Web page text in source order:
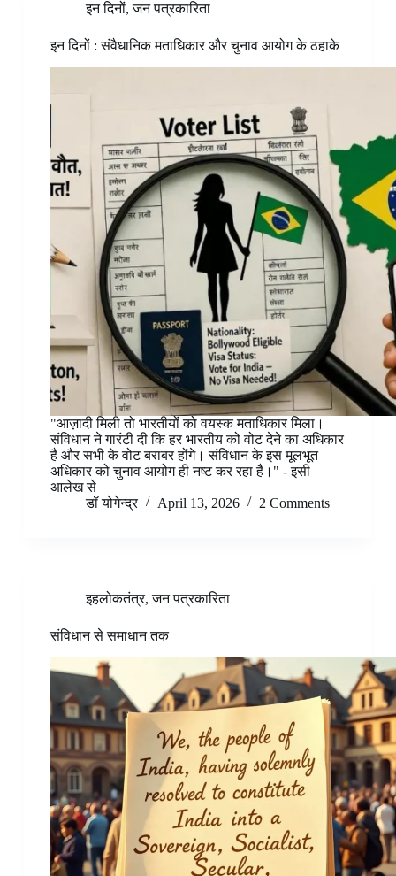
इन दिनों,जन पत्रकारिता
इन दिनों : संवैधानिक मताधिकार और चुनाव आयोग के ठहाके
"आज़ादी मिली तो भारतीयों को वयस्क मताधिकार मिला।
संविधान ने गारंटी दी कि हर भारतीय को वोट देने का अधिकार
है और सभी के वोट बराबर होंगे। संविधान के इस मूलभूत
अधिकार को चुनाव आयोग ही नष्ट कर रहा है।" - इसी
आलेख से
डॉ योगेन्द्र
April 13, 2026 2 Comments
इहलोकतंत्र,जन पत्रकारिता
संविधान से समाधान तक